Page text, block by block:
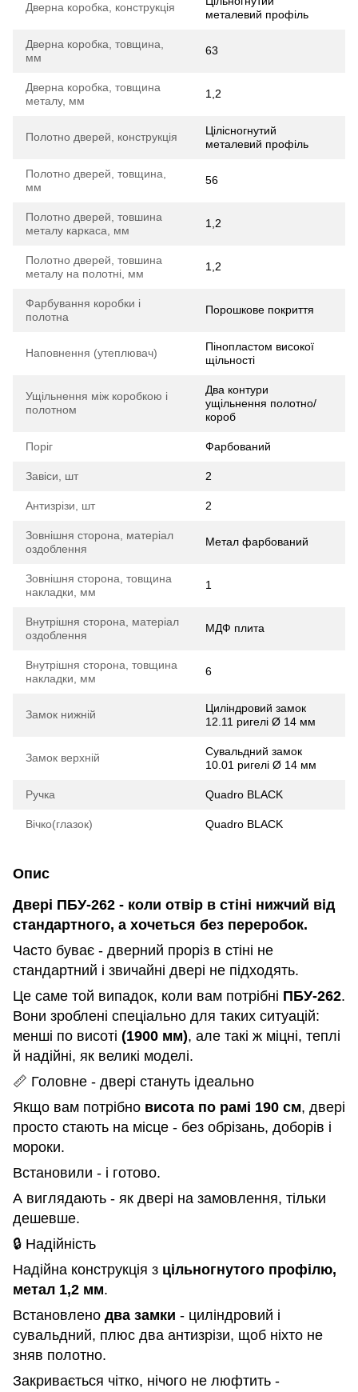
Дверна коробка, конструкція
металевий профіль
Дверна коробка, товщина,
мм
63
Дверна коробка, товщина
металу, мм
1,2
Полотно дверей, конструкція
Цілісногнутий
металевий профіль
Полотно дверей, товщина,
мм
56
Полотно дверей, товшина
металу каркаса, мм
1,2
Полотно дверей, товшина
металу на полотні, мм
1,2
Фарбування коробки і
полотна
Порошкове покриття
Наповнення (утеплювач)
Пінопластом високої
щільності
Ущільнення між коробкою і
полотном
Два контури
ущільнення полотно/
короб
Поріг Фарбований
Завіси, шт 2
Антизрізи, шт 2
Зовнішня сторона, матеріал
оздоблення
Метал фарбований
Зовнішня сторона, товщина
накладки, мм
1
Внутрішня сторона, матеріал
оздоблення
МДФ плита
Внутрішня сторона, товщина
накладки, мм
6
Замок нижній
Циліндровий замок
12.11 ригелі Ø 14 мм
Замок верхній
Сувальдний замок
10.01 ригелі Ø 14 мм
Ручка Quadro BLACK
Вічко(глазок) Quadro BLACK
Опис
Двері ПБУ-262 - коли отвір в стіні нижчий від
стандартного, а хочеться без переробок.
Часто буває - дверний проріз в стіні не
стандартний і звичайні двері не підходять.
Це саме той випадок, коли вам потрібні ПБУ-262.
Вони зроблені спеціально для таких ситуацій:
менші по висоті (1900 мм), але такі ж міцні, теплі
й надійні, як великі моделі.
📏 Головне - двері стануть ідеально
Якщо вам потрібно висота по рамі 190 см, двері
просто стають на місце - без обрізань, доборів і
мороки.
Встановили - і готово.
А виглядають - як двері на замовлення, тільки
дешевше.
🔒 Надійність
Надійна конструкція з цільногнутого профілю,
метал 1,2 мм.
Встановлено два замки - циліндровий і
сувальдний, плюс два антизрізи, щоб ніхто не
зняв полотно.
Закривається чітко, нічого не люфтить -